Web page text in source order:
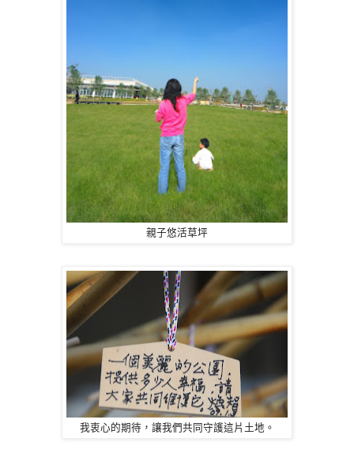
親子悠活草坪
我衷心的期待，讓我們共同守護這片土地。